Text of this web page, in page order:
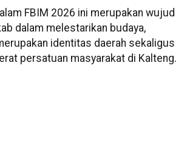
FBIM 2026 ini merupakan wujud
dalam melestarikan budaya,
identitas daerah sekaligus
persatuan masyarakat di Kalteng.